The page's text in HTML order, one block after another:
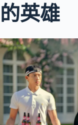
的英雄